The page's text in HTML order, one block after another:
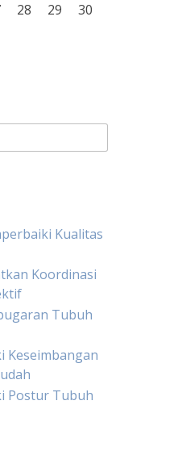
28 29
30
Kualitas
Koordinasi
Tubuh
Keseimbangan
Postur Tubuh